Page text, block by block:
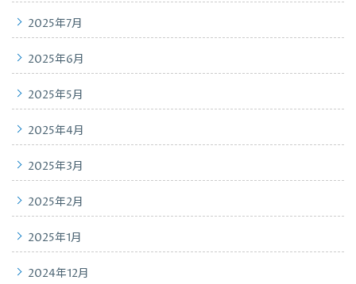
2025年7月
2025年6月
2025年5月
2025年4月
2025年3月
2025年2月
2025年1月
2024年12月